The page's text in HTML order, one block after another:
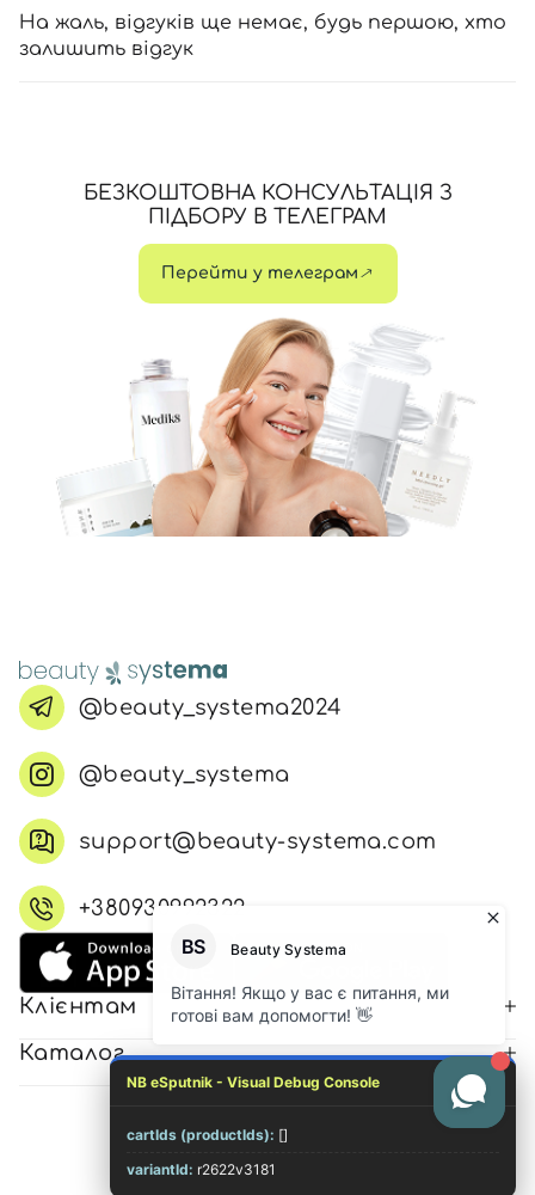
На жаль, відгуків ще немає, будь першою, хто
залишить відгук
БЕЗКОШТОВНА КОНСУЛЬТАЦІЯ З
ПІДБОРУ В ТЕЛЕГРАМ
Перейти у телеграм
@beauty_systema2024
@beauty_systema
support@beauty-systema.com
+380930992322
Клієнтам
Каталог
© 2026 Всі права захищені
NB eSputnik - Visual Debug Console
cartIds (productIds): []
variantId: r2622v3181